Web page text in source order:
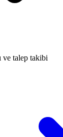
ve talep takibi